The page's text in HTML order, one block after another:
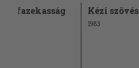
fazekasság Kézi szövés
1983